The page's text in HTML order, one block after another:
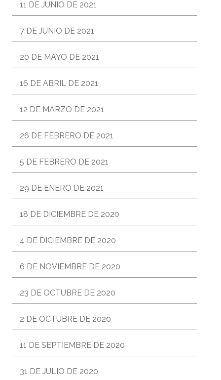
11 DE JUNIO DE 2021
7 DE JUNIO DE 2021
20 DE MAYO DE 2021
16 DE ABRIL DE 2021
12 DE MARZO DE 2021
26 DE FEBRERO DE 2021
5 DE FEBRERO DE 2021
29 DE ENERO DE 2021
18 DE DICIEMBRE DE 2020
4 DE DICIEMBRE DE 2020
6 DE NOVIEMBRE DE 2020
23 DE OCTUBRE DE 2020
2 DE OCTUBRE DE 2020
11 DE SEPTIEMBRE DE 2020
31 DE JULIO DE 2020